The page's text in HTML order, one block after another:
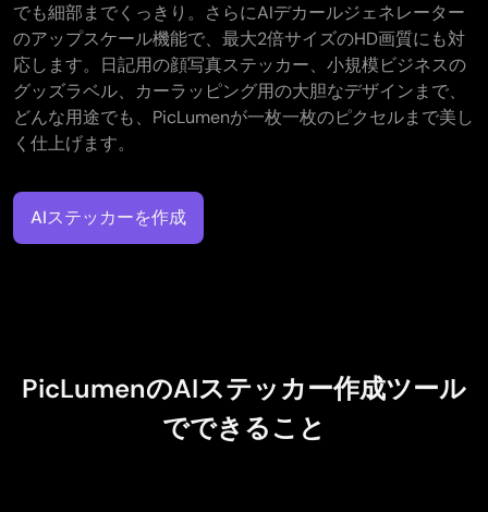
でも細部までくっきり。さらにAIデカールジェネレーター
のアップスケール機能で、最大2倍サイズのHD画質にも対
応します。日記用の顔写真ステッカー、小規模ビジネスの
グッズラベル、カーラッピング用の大胆なデザインまで、
どんな用途でも、PicLumenが一枚一枚のピクセルまで美し
く仕上げます。
AIステッカーを作成
PicLumenのAIステッカー作成ツール
でできること